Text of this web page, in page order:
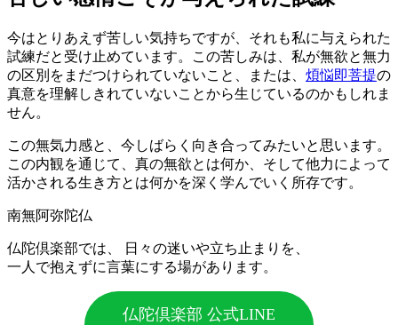
今はとりあえず苦しい気持ちですが、それも私に与えられた
試練だと受け止めています。この苦しみは、私が無欲と無力
の区別をまだつけられていないこと、または、 煩悩即菩提の
真意を理解しきれていないことから生じているのかもしれま
せん。
この無気力感と、今しばらく向き合ってみたいと思います。
この内観を通じて、真の無欲とは何か、そして他力によって
活かされる生き方とは何かを深く学んでいく所存です。
南無阿弥陀仏
仏陀倶楽部では、 日々の迷いや立ち止まりを、
一人で抱えずに言葉にする場があります。
仏陀倶楽部 公式LINE